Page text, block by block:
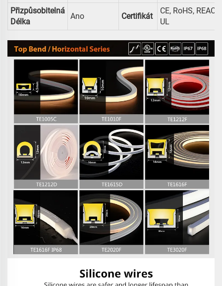
Přizpůsobitelná
Délka
Ano Certifikát
CE, RoHS, REACH,
UL